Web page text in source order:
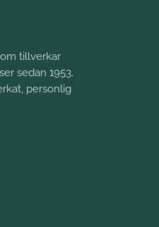
tillverkar
sedan 1953.
personlig